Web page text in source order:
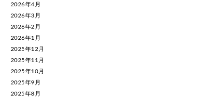
2026年4月
2026年3月
2026年2月
2026年1月
2025年12月
2025年11月
2025年10月
2025年9月
2025年8月